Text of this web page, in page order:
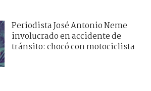
Periodista José Antonio Neme
involucrado en accidente de
tránsito: chocó con motociclista